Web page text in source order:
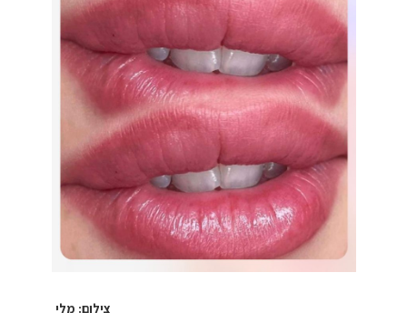
צילום: מלי